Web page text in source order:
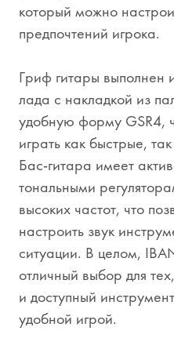
который можно
предпочтений игрока.
Гриф гитары выполнен
лада с накладкой из
удобную форму GSR4,
играть как быстрые,
Бас-гитара имеет
тональными
высоких частот, что
настроить звук
ситуации. В целом,
отличный выбор для
и доступный
удобной игрой.